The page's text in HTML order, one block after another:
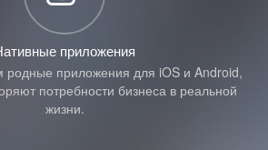
приложения
приложения для iOS и Android,
потребности бизнеса в реальной
жизни.